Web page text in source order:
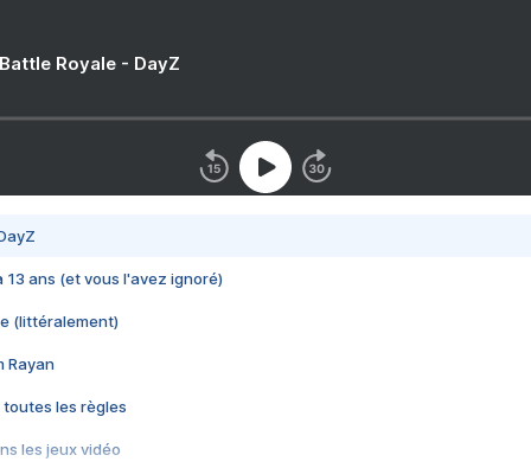
Royale - DayZ
13 ans (et vous l'avez ignoré)
(littéralement)
Rayan
toutes les règles
les jeux vidéo